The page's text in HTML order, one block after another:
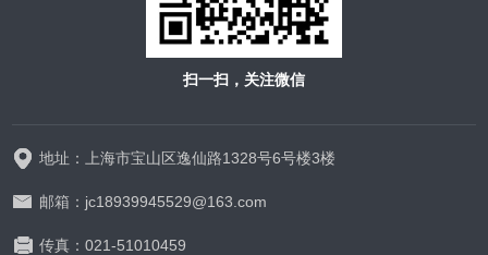
扫一扫，关注微信
地址：上海市宝山区逸仙路1328号6号楼3楼
邮箱：jc18939945529@163.com
传真：021-51010459